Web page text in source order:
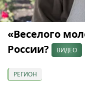
«Веселого
России?
ВИДЕО
РЕГИОН